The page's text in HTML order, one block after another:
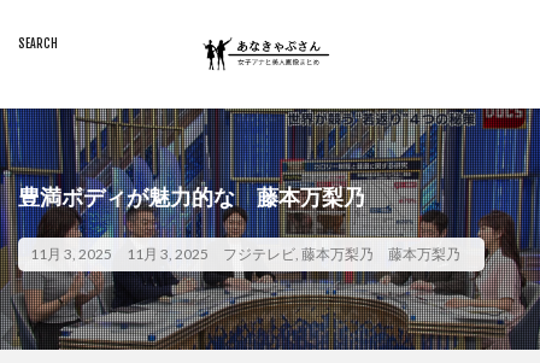
豊満ボディが魅力的な 藤本万梨乃
11月 3, 2025 11月 3, 2025 フジテレビ, 藤本万梨乃 藤本万梨乃